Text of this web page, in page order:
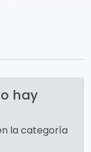
hay
la categoría